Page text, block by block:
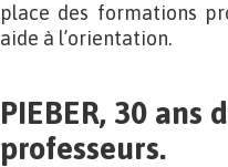
place des formations
aide à l’orientation.
PIEBER, 30 ans
professeurs.